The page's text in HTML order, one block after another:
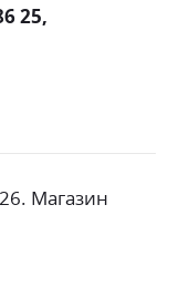
25
Магазин